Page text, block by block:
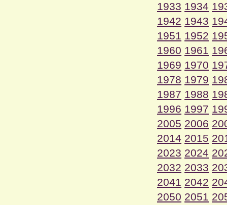
1933 1934
1942 1943
1951 1952
1960 1961
1969 1970
1978 1979
1987 1988
1996 1997
2005 2006
2014 2015
2023 2024
2032 2033
2041 2042
2050 2051